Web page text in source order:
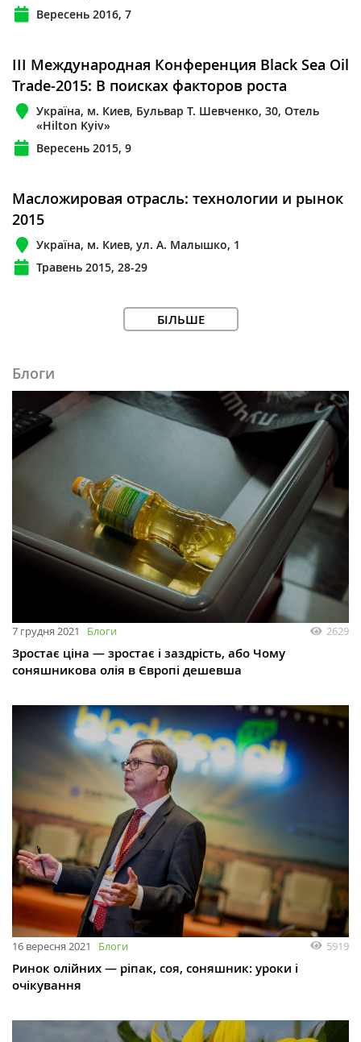
Вересень 2016, 7
III Международная Конференция Black Sea Oil
Trade-2015: В поисках факторов роста
Україна, м. Киев, Бульвар Т. Шевченко, 30, Отель
«Hilton Kyiv»
Вересень 2015, 9
Масложировая отрасль: технологии и рынок
2015
Україна, м. Киев, ул. А. Малышко, 1
Травень 2015, 28-29
БІЛЬШЕ
Блоги
7 грудня 2021 Блоги 2629
Зростає ціна — зростає і заздрість, або Чому
соняшникова олія в Європі дешевша
16 вересня 2021 Блоги 5919
Ринок олійних — ріпак, соя, соняшник: уроки і
очікування